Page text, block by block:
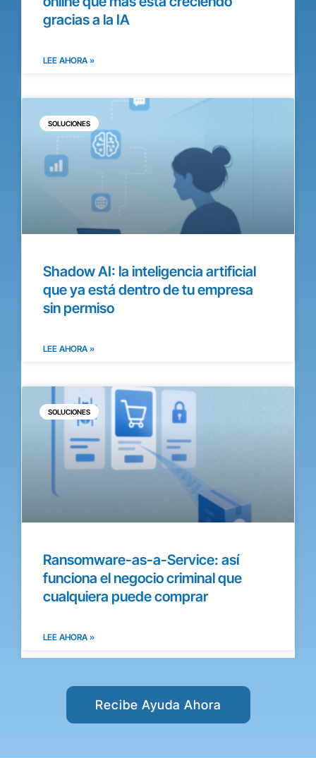
gracias a la IA
LEE AHORA »
SOLUCIONES
Shadow AI: la inteligencia artificial
que ya está dentro de tu empresa
sin permiso
LEE AHORA »
SOLUCIONES
Ransomware-as-a-Service: así
funciona el negocio criminal que
cualquiera puede comprar
LEE AHORA »
Recibe Ayuda Ahora